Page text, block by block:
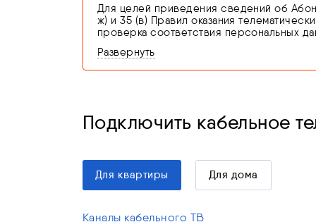
Для целей приведения сведений об
ж) и 35 (в) Правил оказания
проверка соответствия персональных
В случае невыполнения абонентом
оставляет за собой право
Развернуть
Подключить кабельное
Для квартиры Для дома
Каналы кабельного ТВ